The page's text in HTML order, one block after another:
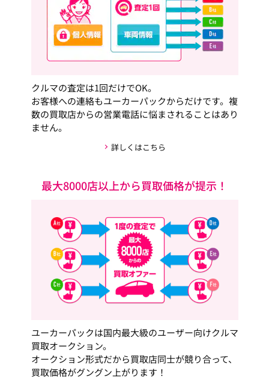
クルマの査定は1回だけでOK。
お客様への連絡もユーカーパックからだけです。複
数の買取店からの営業電話に悩まされることはあり
ません。
詳しくはこちら
最大8000店以上から買取価格が提示！
ユーカーパックは国内最大級のユーザー向けクルマ
買取オークション。
オークション形式だから買取店同士が競り合って、
買取価格がグングン上がります！